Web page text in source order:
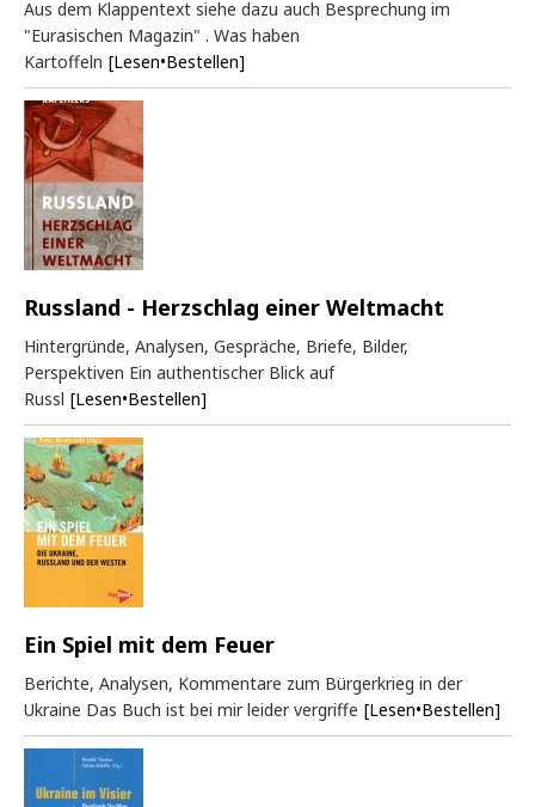
Aus dem Klappentext siehe dazu auch Besprechung im
"Eurasischen Magazin" . Was haben
Kartoffeln [Lesen•Bestellen]
Russland - Herzschlag einer Weltmacht
Hintergründe, Analysen, Gespräche, Briefe, Bilder,
Perspektiven Ein authentischer Blick auf
Russl [Lesen•Bestellen]
Ein Spiel mit dem Feuer
Berichte, Analysen, Kommentare zum Bürgerkrieg in der
Ukraine Das Buch ist bei mir leider vergriffe [Lesen•Bestellen]